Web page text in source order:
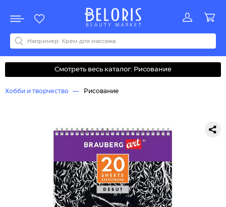
Акции
Все бренды
0-9ABCDEFGHIJKLMNOPQRSTUVWYZАБВДЗИМОКЛНПРСТУФ
Смотреть весь каталог: Рисование
Хобби и творчество Рисование